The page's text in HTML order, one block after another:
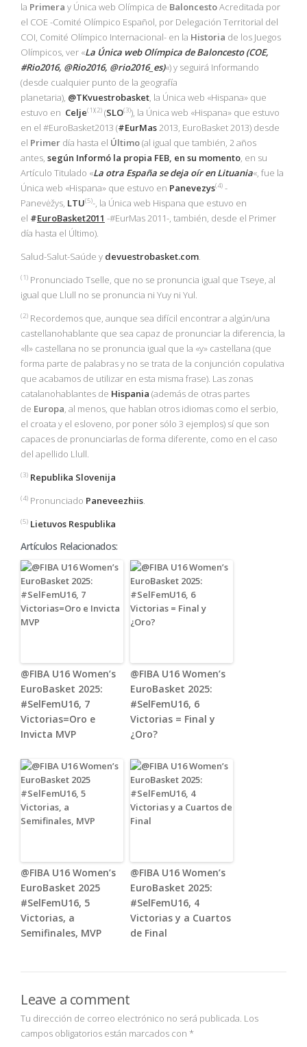
la Primera y Única web Olímpica de BaloncestoAcreditada por
el COE -Comité Olímpico Español, por Delegación Territorial del
COI, Comité Olímpico Internacional- en la Historia de los Juegos
Olímpicos, ver «La Única web Olímpica de Baloncesto (COE,
#Rio2016, @Rio2016, @rio2016_es)«) y seguirá Informando
(desde cualquier punto de la geografía
planetaria), @TKvuestrobasket, la Única web «Hispana» que
estuvo en Celje(1)(2) (SLO(3)), la Única web «Hispana» que estuvo
en el #EuroBasket2013 (#EurMas2013, EuroBasket 2013) desde
el Primer día hasta el Último(al igual que también, 2 años
antes, según Informó la propia FEB, en su momento, en su
Artículo Titulado «La otra España se deja oír en Lituania«, fue la
Única web «Hispana» que estuvo en Panevezys(4) -
Panevėžys, LTU(5)-, la Única web Hispana que estuvo en
el #EuroBasket2011 -#EurMas 2011-, también, desde el Primer
día hasta el Último).
Salud-Salut-Saúde y devuestrobasket.com.
(1) Pronunciado Tselle, que no se pronuncia igual que Tseye, al
igual que Llull no se pronuncia ni Yuy ni Yul.
(2) Recordemos que, aunque sea difícil encontrar a algún/una
castellanohablante que sea capaz de pronunciar la diferencia, la
«ll» castellana no se pronuncia igual que la «y» castellana (que
forma parte de palabras y no se trata de la conjunción copulativa
que acabamos de utilizar en esta misma frase). Las zonas
catalanohablantes de Hispania (además de otras partes
de Europa, al menos, que hablan otros idiomas como el serbio,
el croata y el esloveno, por poner sólo 3 ejemplos) sí que son
capaces de pronunciarlas de forma diferente, como en el caso
del apellido Llull.
(3) Republika Slovenija
(4) Pronunciado Paneveezhiis.
(5) Lietuvos Respublika
Artículos Relacionados:
@FIBA U16 Women’s
EuroBasket 2025:
#SelFemU16, 7
Victorias=Oro e
Invicta MVP
@FIBA U16 Women’s
EuroBasket 2025:
#SelFemU16, 6
Victorias = Final y
¿Oro?
@FIBA U16 Women’s
EuroBasket 2025
#SelFemU16, 5
Victorias, a
Semifinales, MVP
@FIBA U16 Women’s
EuroBasket 2025:
#SelFemU16, 4
Victorias y a Cuartos
de Final
Leave a comment
Tu dirección de correo electrónico no será publicada. Los
campos obligatorios están marcados con *